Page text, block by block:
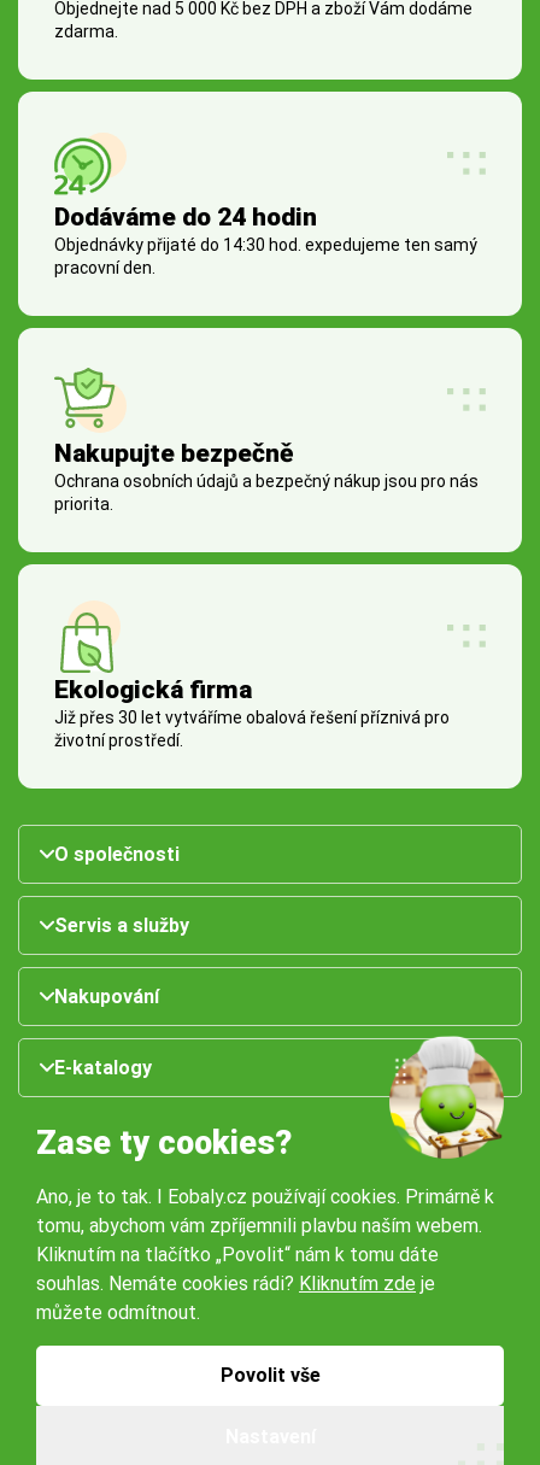
Objednejte nad 5 000 Kč bez DPH a zboží Vám dodáme
zdarma.
Dodáváme do 24 hodin
Objednávky přijaté do 14:30 hod. expedujeme ten samý
pracovní den.
Nakupujte bezpečně
Ochrana osobních údajů a bezpečný nákup jsou pro nás
priorita.
Ekologická firma
Již přes 30 let vytváříme obalová řešení příznivá pro
životní prostředí.
O společnosti
Servis a služby
Nakupování
E-katalogy
Naše pobočky:
Obchodní podmínky
Zase ty cookies?
Ano, je to tak. I Eobaly.cz používají cookies. Primárně k
tomu, abychom vám zpříjemnili plavbu naším webem.
Kliknutím na tlačítko „Povolit“ nám k tomu dáte
souhlas. Nemáte cookies rádi? Kliknutím zde je
můžete odmítnout.
Povolit vše